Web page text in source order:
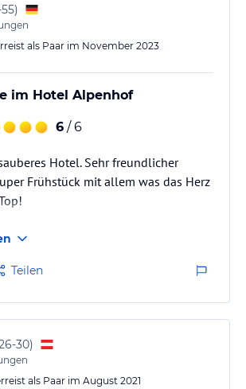
55)
als Paar im November 2023
im Hotel Alpenhof
6 / 6
Hotel. Sehr freundlicher
Frühstück mit allem was das Herz
Teilen
30)
als Paar im August 2021